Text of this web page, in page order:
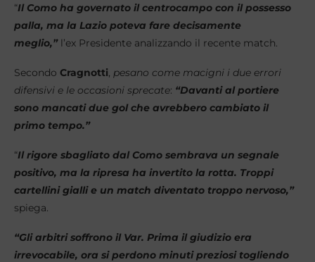
“Il Como ha governato il centrocampo con il possesso
palla, ma la Lazio poteva fare decisamente
meglio,”l’ex Presidente analizzando il recente match.
Secondo Cragnotti, pesano come macigni i due errori
difensivi e le occasioni sprecate: “Davanti al portiere
sono mancati due gol che avrebbero cambiato il
primo tempo.”
“Il rigore sbagliato dal Como sembrava un segnale
positivo, ma la ripresa ha invertito la rotta. Troppi
cartellini gialli e un match diventato troppo nervoso,”
spiega.
“Gli arbitri soffrono il Var. Prima il giudizio era
irrevocabile, ora si perdono minuti preziosi togliendo